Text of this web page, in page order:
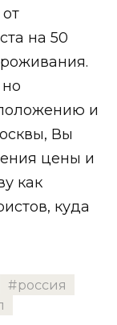
на 50
и
Вы
цены и
как
куда
россия